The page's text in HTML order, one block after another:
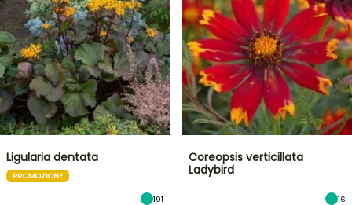
Ligularia dentata
PROMOZIONE
191
Coreopsis verticillata
Ladybird
16